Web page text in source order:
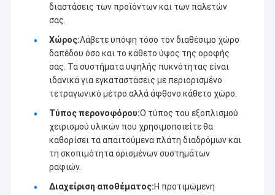
διαστάσεις των προϊόντων και των παλετών
σας.
Χώρος:Λάβετε υπόψη τόσο τον διαθέσιμο χώρο
δαπέδου όσο και το κάθετο ύψος της οροφής
σας. Τα συστήματα υψηλής πυκνότητας είναι
ιδανικά για εγκαταστάσεις με περιορισμένο
τετραγωνικό μέτρο αλλά άφθονο κάθετο χώρο.
Τύπος περονοφόρου:Ο τύπος του εξοπλισμού
χειρισμού υλικών που χρησιμοποιείτε θα
καθορίσει τα απαιτούμενα πλάτη διαδρόμων και
τη σκοπιμότητα ορισμένων συστημάτων
ραφιών.
Διαχείριση αποθέματος:Η προτιμώμενη